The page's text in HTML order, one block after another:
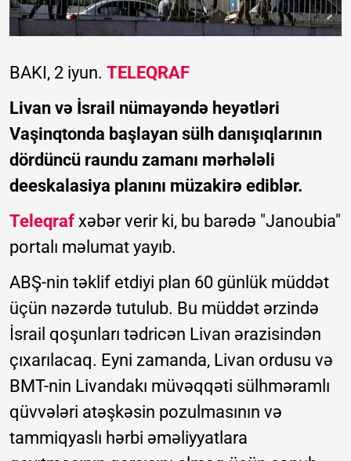
BAKI, 2 iyun. TELEQRAF
Livan və İsrail nümayəndə heyətləri
Vaşinqtonda başlayan sülh danışıqlarının
dördüncü raundu zamanı mərhələli
deeskalasiya planını müzakirə ediblər.
Teleqraf xəbər verir ki, bu barədə "Janoubia"
portalı məlumat yayıb.
ABŞ-nin təklif etdiyi plan 60 günlük müddət
üçün nəzərdə tutulub. Bu müddət ərzində
İsrail qoşunları tədricən Livan ərazisindən
çıxarılacaq. Eyni zamanda, Livan ordusu və
BMT-nin Livandakı müvəqqəti sülhməramlı
qüvvələri atəşkəsin pozulmasının və
tammiqyaslı hərbi əməliyyatlara